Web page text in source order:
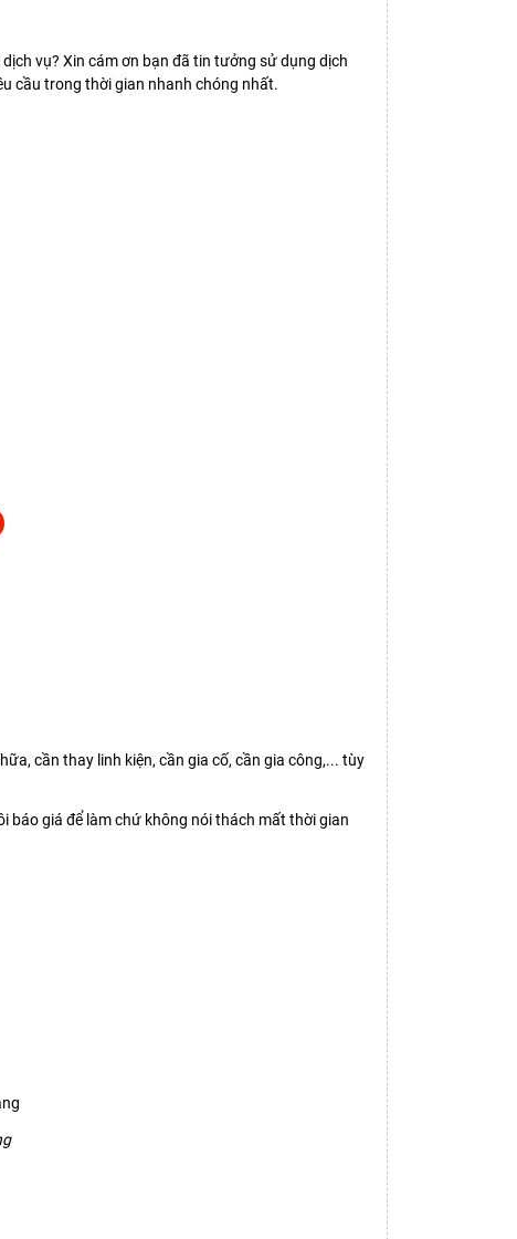
vụ? Xin cám ơn bạn đã tin tưởng sử dụng dịch
cầu trong thời gian nhanh chóng nhất.
cần thay linh kiện, cần gia cố, cần gia công,... tùy
báo giá để làm chứ không nói thách mất thời gian